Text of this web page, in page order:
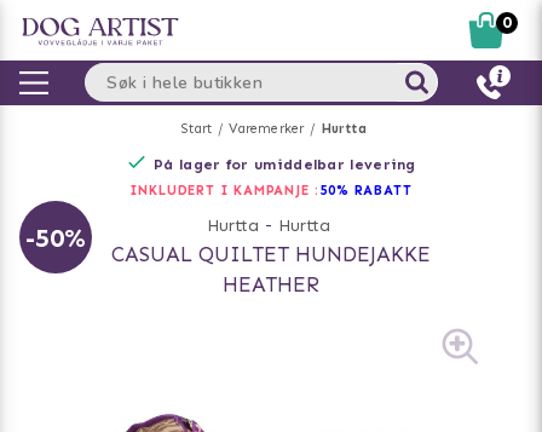
Start Varemerker Hurtta
På lager for umiddelbar levering
INKLUDERT I KAMPANJE : 50% RABATT
-50% Hurtta - Hurtta
CASUAL QUILTET HUNDEJAKKE
HEATHER
0